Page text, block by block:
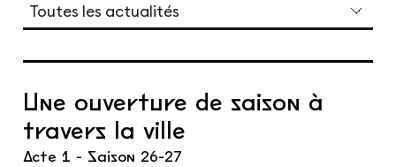
Une ouverture de saison à
travers la ville
Acte 1 - Saison 26-27
PRATIQUER
FABRIQUER
L'AGENDA
L'ACTUALITÉ